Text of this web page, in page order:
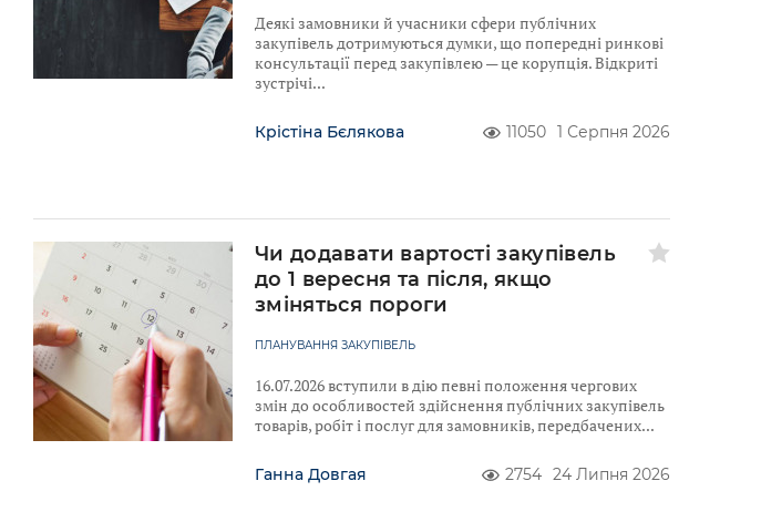
Деякі замовники й учасники сфери публічних
закупівель дотримуються думки, що попередні ринкові
консультації перед закупівлею — це корупція. Відкриті
зустрічі
Крістіна Бєлякова 11050 1 Серпня 2026
Чи додавати вартості закупівель
до 1 вересня та після, якщо
зміняться пороги
ПЛАНУВАННЯ ЗАКУПІВЕЛЬ
16.07.2026 вступили в дію певні положення чергових
змін до особливостей здійснення публічних закупівель
товарів, робіт і послуг для замовників, передбачених
Ганна Довгая 2754 24 Липня 2026